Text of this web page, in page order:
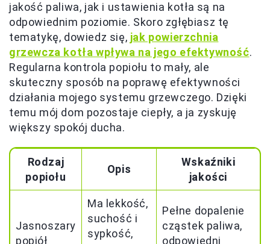
jakość paliwa, jak i ustawienia kotła są na
odpowiednim poziomie. Skoro zgłębiasz tę
tematykę, dowiedz się, jak powierzchnia
grzewcza kotła wpływa na jego efektywność.
Regularna kontrola popiołu to mały, ale
skuteczny sposób na poprawę efektywności
działania mojego systemu grzewczego. Dzięki
temu mój dom pozostaje ciepły, a ja zyskuję
większy spokój ducha.
Rodzaj
popiołu
Opis
Wskaźniki
jakości
Jasnoszary
popiół
Ma lekkość,
suchość i
sypkość,
Pełne dopalenie
cząstek paliwa,
odpowiedni